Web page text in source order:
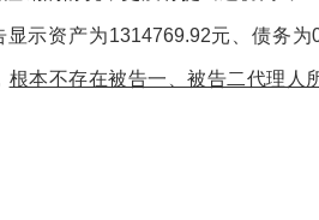
显示资产为1314769.92元、债务
根本不存在被告一、被告二代理人